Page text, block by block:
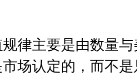
律主要是由数量
场认定的，而不